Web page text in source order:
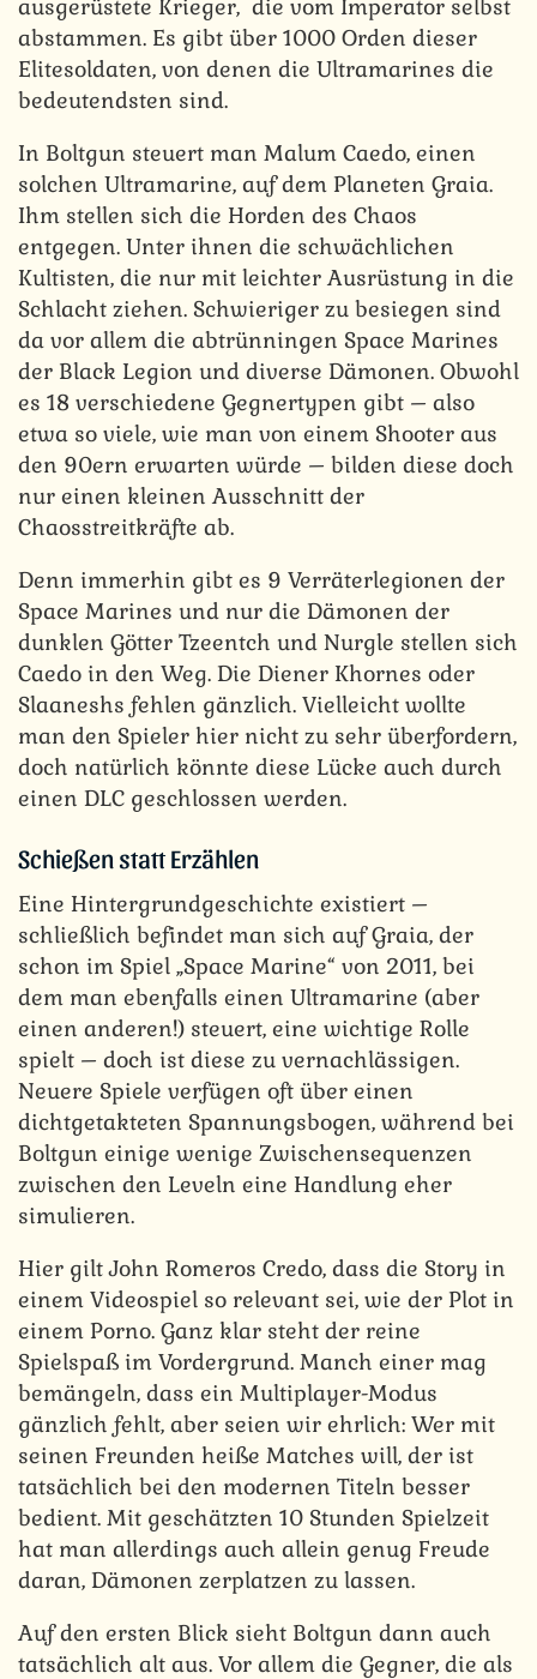
ausgerüstete Krieger, die vom Imperator selbst
abstammen. Es gibt über 1000 Orden dieser
Elitesoldaten, von denen die Ultramarines die
bedeutendsten sind.
In Boltgun steuert man Malum Caedo, einen
solchen Ultramarine, auf dem Planeten Graia.
Ihm stellen sich die Horden des Chaos
entgegen. Unter ihnen die schwächlichen
Kultisten, die nur mit leichter Ausrüstung in die
Schlacht ziehen. Schwieriger zu besiegen sind
da vor allem die abtrünningen Space Marines
der Black Legion und diverse Dämonen. Obwohl
es 18 verschiedene Gegnertypen gibt – also
etwa so viele, wie man von einem Shooter aus
den 90ern erwarten würde – bilden diese doch
nur einen kleinen Ausschnitt der
Chaosstreitkräfte ab.
Denn immerhin gibt es 9 Verräterlegionen der
Space Marines und nur die Dämonen der
dunklen Götter Tzeentch und Nurgle stellen sich
Caedo in den Weg. Die Diener Khornes oder
Slaaneshs fehlen gänzlich. Vielleicht wollte
man den Spieler hier nicht zu sehr überfordern,
doch natürlich könnte diese Lücke auch durch
einen DLC geschlossen werden.
Schießen statt Erzählen
Eine Hintergrundgeschichte existiert –
schließlich befindet man sich auf Graia, der
schon im Spiel „Space Marine“ von 2011, bei
dem man ebenfalls einen Ultramarine (aber
einen anderen!) steuert, eine wichtige Rolle
spielt – doch ist diese zu vernachlässigen.
Neuere Spiele verfügen oft über einen
dichtgetakteten Spannungsbogen, während bei
Boltgun einige wenige Zwischensequenzen
zwischen den Leveln eine Handlung eher
simulieren.
Hier gilt John Romeros Credo, dass die Story in
einem Videospiel so relevant sei, wie der Plot in
einem Porno. Ganz klar steht der reine
Spielspaß im Vordergrund. Manch einer mag
bemängeln, dass ein Multiplayer-Modus
gänzlich fehlt, aber seien wir ehrlich: Wer mit
seinen Freunden heiße Matches will, der ist
tatsächlich bei den modernen Titeln besser
bedient. Mit geschätzten 10 Stunden Spielzeit
hat man allerdings auch allein genug Freude
daran, Dämonen zerplatzen zu lassen.
Auf den ersten Blick sieht Boltgun dann auch
tatsächlich alt aus. Vor allem die Gegner, die als